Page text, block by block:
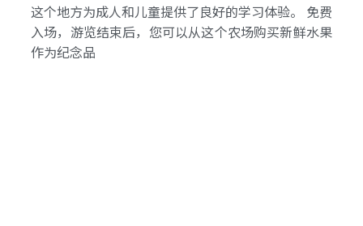
这个地方为成人和儿童提供了良好的学习体验。 免费
入场，游览结束后，您可以从这个农场购买新鲜水果
作为纪念品